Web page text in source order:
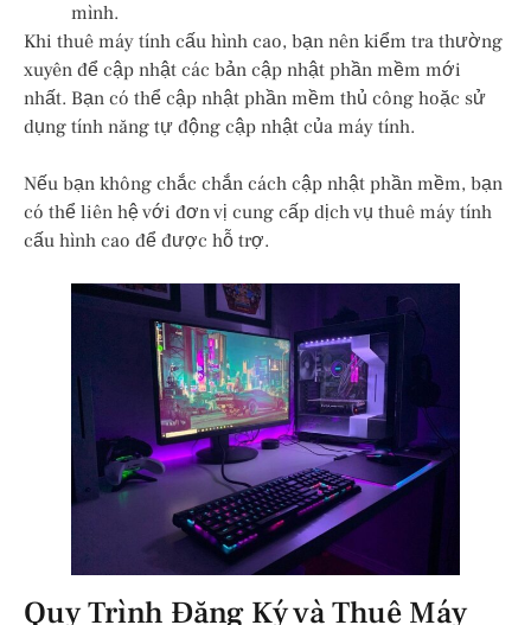
mình.
Khi thuê máy tính cấu hình cao, bạn nên kiểm tra thường
xuyên để cập nhật các bản cập nhật phần mềm mới
nhất. Bạn có thể cập nhật phần mềm thủ công hoặc sử
dụng tính năng tự động cập nhật của máy tính.
Nếu bạn không chắc chắn cách cập nhật phần mềm, bạn
có thể liên hệ với đơn vị cung cấp dịch vụ thuê máy tính
cấu hình cao để được hỗ trợ.
Quy Trình Đăng Ký và Thuê Máy